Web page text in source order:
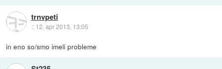
trnvpeti
:: 12. apr 2013, 13:05
in eno so/smo imeli probleme